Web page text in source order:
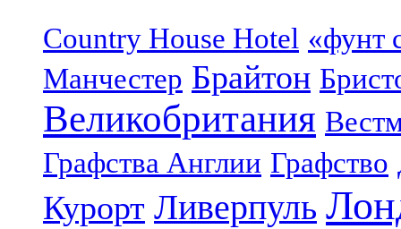
Country House Hotel «фунт
Манчестер Брайтон
Великобритания
Графства Англии Графство
Курорт Ливерпуль